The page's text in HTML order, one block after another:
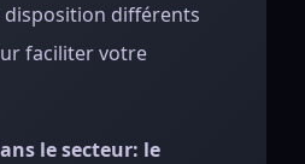
différents
faciliter votre
le secteur: le